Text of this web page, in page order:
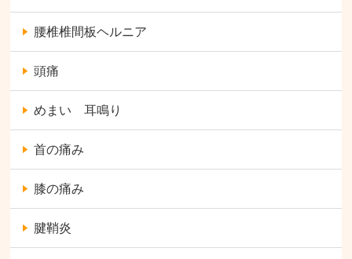
腰椎椎間板ヘルニア
頭痛
めまい 耳鳴り
首の痛み
膝の痛み
腱鞘炎